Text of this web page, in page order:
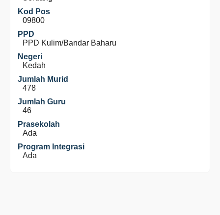
Kod Pos
09800
PPD
PPD Kulim/Bandar Baharu
Negeri
Kedah
Jumlah Murid
478
Jumlah Guru
46
Prasekolah
Ada
Program Integrasi
Ada